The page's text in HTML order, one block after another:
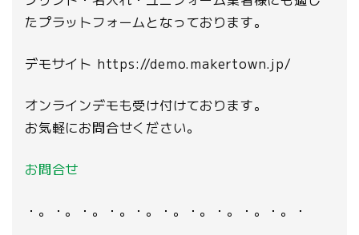
たプラットフォームとなっております。
デモサイト https://demo.makertown.jp/
オンラインデモも受け付けております。
お気軽にお問合せください。
お問合せ
・。・。・。・。・。・。・。・。・。・。・